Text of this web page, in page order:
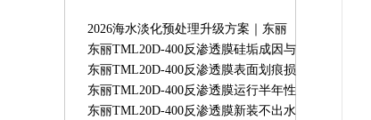
2026海水淡化预处理升级方案｜东丽
HFUG-2020AN超滤膜守护RO系统稳定
运行
东丽TML20D-400反渗透膜硅垢成因与
专用清洗方案
东丽TML20D-400反渗透膜表面划痕损
伤原因｜膜划伤故障解决办法
东丽TML20D-400反渗透膜运行半年性
能骤降原因及解决办法
东丽TML20D-400反渗透膜新装不出水